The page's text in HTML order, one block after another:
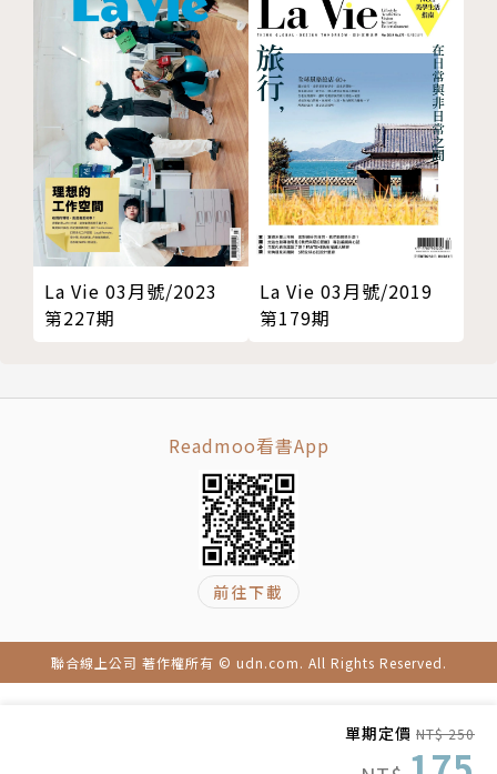
單期定價 NT$ 250
La Vie 03月號/2023
第227期
La Vie 03月號/2019
第179期
Readmoo看書App
前往下載
聯合線上公司 著作權所有 © udn.com. All Rights Reserved.